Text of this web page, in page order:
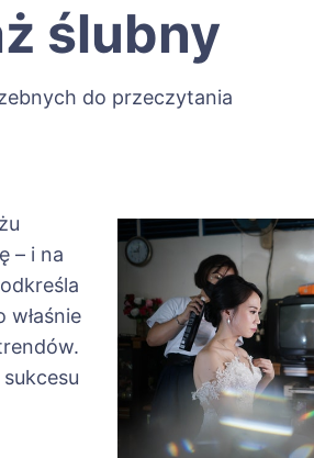
ślubny
do przeczytania
– i na